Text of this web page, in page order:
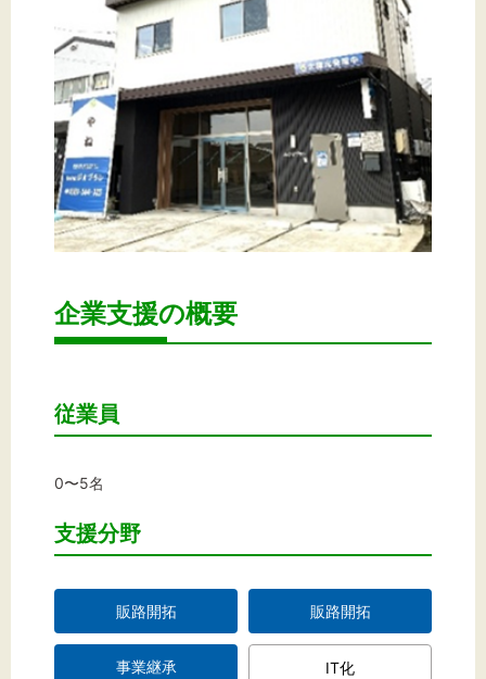
企業支援の概要
従業員
0〜5名
支援分野
販路開拓 販路開拓
事業継承 IT化